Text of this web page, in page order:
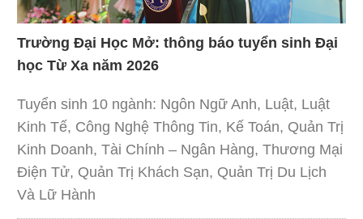
Trường Đại Học Mở: thông báo tuyển sinh Đại
học Từ Xa năm 2026
Tuyển sinh 10 ngành: Ngôn Ngữ Anh, Luật, Luật
Kinh Tế, Công Nghệ Thông Tin, Kế Toán, Quản Trị
Kinh Doanh, Tài Chính – Ngân Hàng, Thương Mại
Điện Tử, Quản Trị Khách Sạn, Quản Trị Du Lịch
Và Lữ Hành